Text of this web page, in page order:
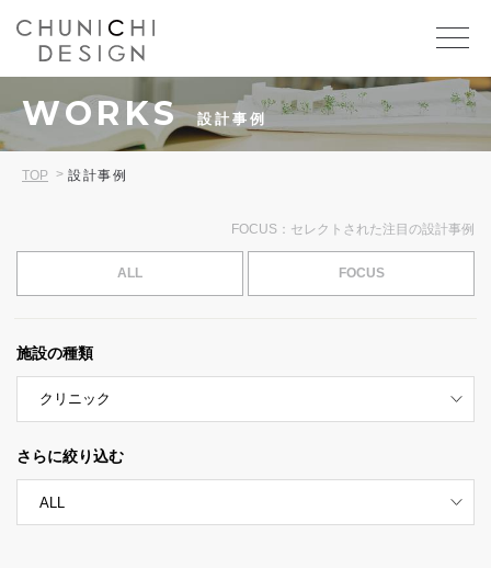
WORKS 設計事例
TOP 設計事例
FOCUS：セレクトされた注目の設計事例
ALL FOCUS
施設の種類
さらに絞り込む